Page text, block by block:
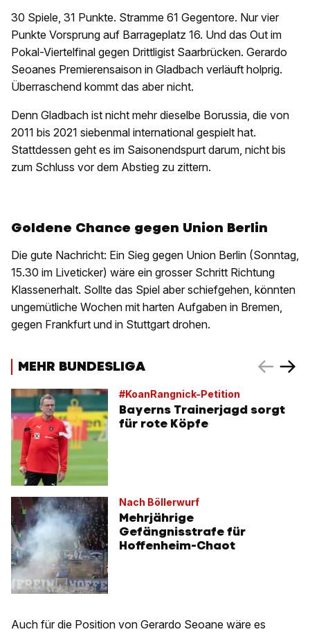
30 Spiele, 31 Punkte. Stramme 61 Gegentore. Nur vier
Punkte Vorsprung auf Barrageplatz 16. Und das Out im
Pokal-Viertelfinal gegen Drittligist Saarbrücken. Gerardo
Seoanes Premierensaison in Gladbach verläuft holprig.
Überraschend kommt das aber nicht.
Denn Gladbach ist nicht mehr dieselbe Borussia, die von
2011 bis 2021 siebenmal international gespielt hat.
Stattdessen geht es im Saisonendspurt darum, nicht bis
zum Schluss vor dem Abstieg zu zittern.
Goldene Chance gegen Union Berlin
Die gute Nachricht: Ein Sieg gegen Union Berlin (Sonntag,
15.30 im Liveticker) wäre ein grosser Schritt Richtung
Klassenerhalt. Sollte das Spiel aber schiefgehen, könnten
ungemütliche Wochen mit harten Aufgaben in Bremen,
gegen Frankfurt und in Stuttgart drohen.
MEHR BUNDESLIGA
#KoanRangnick-Petition
Bayerns Trainerjagd sorgt
für rote Köpfe
Nach Böllerwurf
Mehrjährige
Gefängnisstrafe für
Hoffenheim-Chaot
Auch für die Position von Gerardo Seoane wäre es